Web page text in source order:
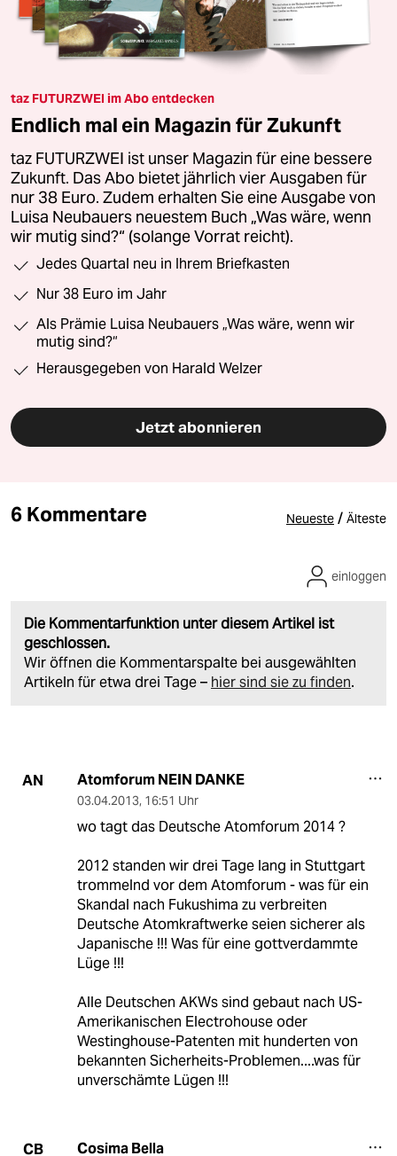
taz FUTURZWEI im Abo entdecken
Endlich mal ein Magazin für Zukunft
taz FUTURZWEI ist unser Magazin für eine bessere
Zukunft. Das Abo bietet jährlich vier Ausgaben für
nur 38 Euro. Zudem erhalten Sie eine Ausgabe von
Luisa Neubauers neuestem Buch „Was wäre, wenn
wir mutig sind?“ (solange Vorrat reicht).
Jedes Quartal neu in Ihrem Briefkasten
Nur 38 Euro im Jahr
Als Prämie Luisa Neubauers „Was wäre, wenn wir
mutig sind?“
Herausgegeben von Harald Welzer
Jetzt abonnieren
6 Kommentare Neueste / Älteste
Die Kommentarfunktion unter diesem Artikel ist
geschlossen.
Wir öffnen die Kommentarspalte bei ausgewählten
Artikeln für etwa drei Tage – hier sind sie zu finden.
einloggen
AN Atomforum NEIN DANKE
03.04.2013, 16:51 Uhr
wo tagt das Deutsche Atomforum 2014 ?
2012 standen wir drei Tage lang in Stuttgart
trommelnd vor dem Atomforum - was für ein
Skandal nach Fukushima zu verbreiten
Deutsche Atomkraftwerke seien sicherer als
Japanische !!! Was für eine gottverdammte
Lüge !!!
Alle Deutschen AKWs sind gebaut nach US-
Amerikanischen Electrohouse oder
Westinghouse-Patenten mit hunderten von
bekannten Sicherheits-Problemen....was für
unverschämte Lügen !!!
CB Cosima Bella